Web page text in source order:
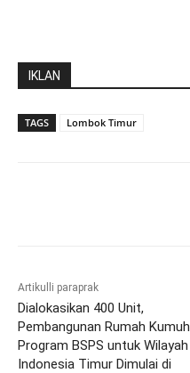
IKLAN
TAGS Lombok Timur
Artikulli paraprak
Dialokasikan 400 Unit,
Pembangunan Rumah Kumuh
Program BSPS untuk Wilayah
Indonesia Timur Dimulai di